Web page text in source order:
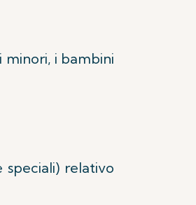
minori, i bambini
relativo